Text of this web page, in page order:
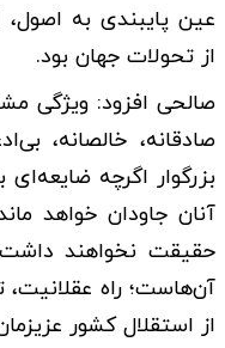
عین پایبندی به
از تحولات جهان بود.
صالحی افزود: ویژگی
صادقانه، خالصانه،
بزرگوار اگرچه ضایعه‌ای
آنان جاودان خواهد
حقیقت نخواهند داشت.
آن‌هاست؛ راه عقلانیت،
از استقلال کشور